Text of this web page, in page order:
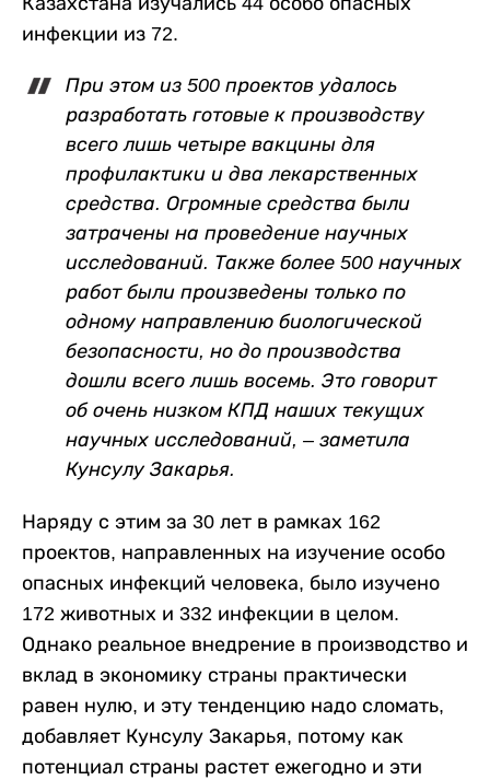
инфекции из 72.
При этом из 500 проектов удалось
разработать готовые к производству
всего лишь четыре вакцины для
профилактики и два лекарственных
средства. Огромные средства были
затрачены на проведение научных
исследований. Также более 500 научных
работ были произведены только по
одному направлению биологической
безопасности, но до производства
дошли всего лишь восемь. Это говорит
об очень низком КПД наших текущих
научных исследований, – заметила
Кунсулу Закарья.
Наряду с этим за 30 лет в рамках 162
проектов, направленных на изучение особо
опасных инфекций человека, было изучено
172 животных и 332 инфекции в целом.
Однако реальное внедрение в производство и
вклад в экономику страны практически
равен нулю, и эту тенденцию надо сломать,
добавляет Кунсулу Закарья, потому как
потенциал страны растет ежегодно и эти